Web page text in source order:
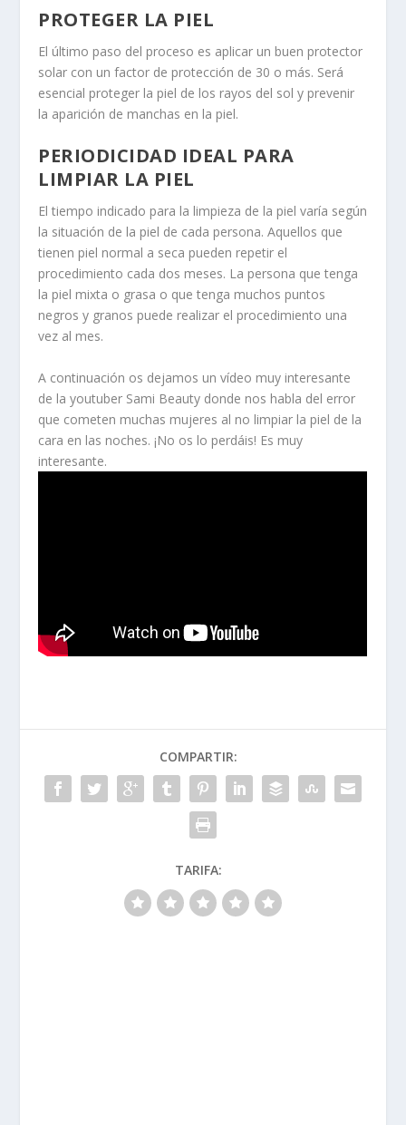
PROTEGER LA PIEL
El último paso del proceso es aplicar un buen protector
solar con un factor de protección de 30 o más. Será
esencial proteger la piel de los rayos del sol y prevenir
la aparición de manchas en la piel.
PERIODICIDAD IDEAL PARA
LIMPIAR LA PIEL
El tiempo indicado para la limpieza de la piel varía según
la situación de la piel de cada persona. Aquellos que
tienen piel normal a seca pueden repetir el
procedimiento cada dos meses. La persona que tenga
la piel mixta o grasa o que tenga muchos puntos
negros y granos puede realizar el procedimiento una
vez al mes.
A continuación os dejamos un vídeo muy interesante
de la youtuber Sami Beauty donde nos habla del error
que cometen muchas mujeres al no limpiar la piel de la
cara en las noches. ¡No os lo perdáis! Es muy
interesante.
COMPARTIR:
TARIFA: